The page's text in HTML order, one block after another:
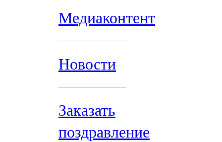
Медиаконтент
Новости
Заказать
поздравление